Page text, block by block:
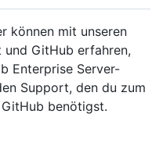
können mit unseren
und GitHub erfahren,
Enterprise Server-
Support, den du zum
benötigst.